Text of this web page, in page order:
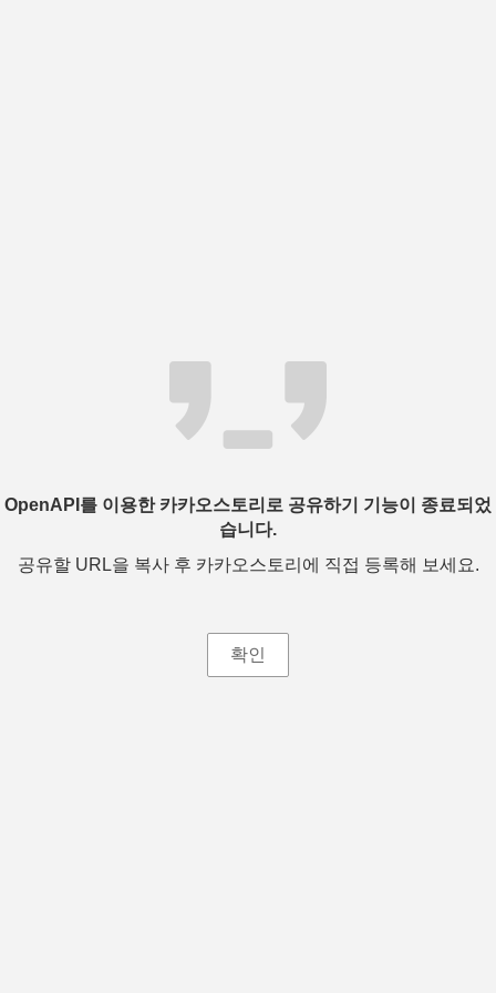
OpenAPI를 이용한 카카오스토리로 공유하기 기능이 종료되었
습니다.
공유할 URL을 복사 후 카카오스토리에 직접 등록해 보세요.
확인